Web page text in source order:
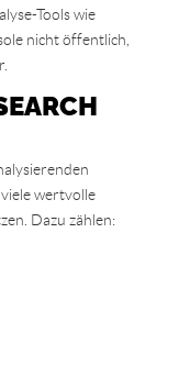
Tools wie
nicht öffentlich,
wertvolle
Dazu zählen: